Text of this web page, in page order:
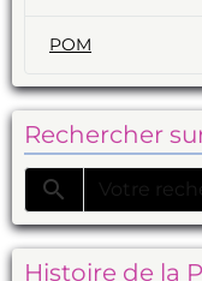
POM
Rechercher
Histoire de la